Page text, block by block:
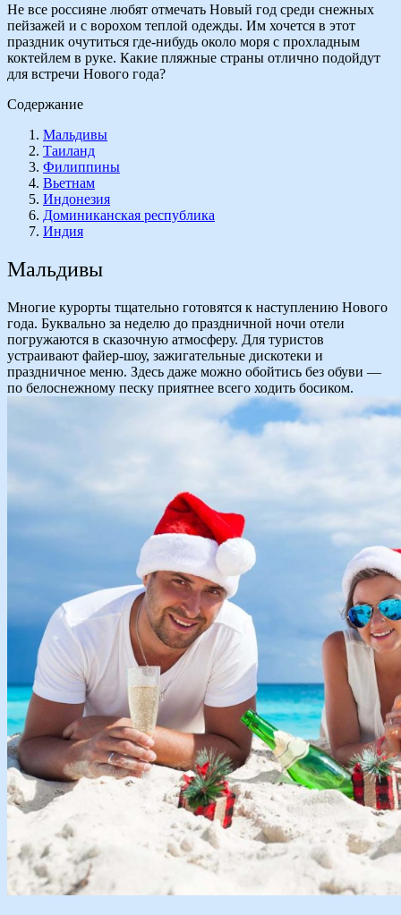
Не все россияне любят отмечать Новый год среди снежных
пейзажей и с ворохом теплой одежды. Им хочется в этот
праздник очутиться где-нибудь около моря с прохладным
коктейлем в руке. Какие пляжные страны отлично подойдут
для встречи Нового года?
Содержание
Мальдивы
Таиланд
Филиппины
Вьетнам
Индонезия
Доминиканская республика
Индия
Мальдивы
Многие курорты тщательно готовятся к наступлению Нового
года. Буквально за неделю до праздничной ночи отели
погружаются в сказочную атмосферу. Для туристов
устраивают файер-шоу, зажигательные дискотеки и
праздничное меню. Здесь даже можно обойтись без обуви —
по белоснежному песку приятнее всего ходить босиком.